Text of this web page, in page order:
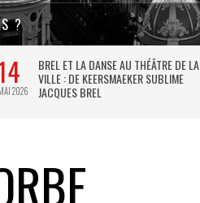
?
2026
BREL ET LA DANSE AU THÉÂTRE DE LA
VILLE : DE KEERSMAEKER SUBLIME
JACQUES BREL